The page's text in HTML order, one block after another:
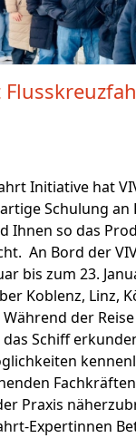
Initiative hat
Schulung an
Ihnen so das
An Bord der
bis zum 23.
Koblenz, Linz,
der
Schiff
Praxis
Expertinnen